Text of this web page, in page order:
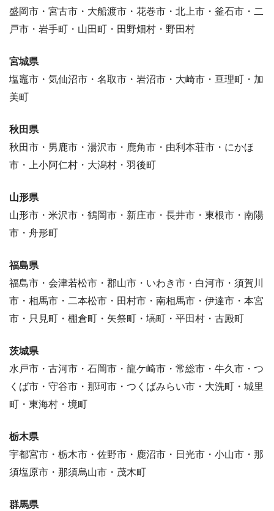
盛岡市・宮古市・大船渡市・花巻市・北上市・釜石市・二
戸市・岩手町・山田町・田野畑村・野田村
宮城県
塩竈市・気仙沼市・名取市・岩沼市・大崎市・亘理町・加
美町
秋田県
秋田市・男鹿市・湯沢市・鹿角市・由利本荘市・にかほ
市・上小阿仁村・大潟村・羽後町
山形県
山形市・米沢市・鶴岡市・新庄市・長井市・東根市・南陽
市・舟形町
福島県
福島市・会津若松市・郡山市・いわき市・白河市・須賀川
市・相馬市・二本松市・田村市・南相馬市・伊達市・本宮
市・只見町・棚倉町・矢祭町・塙町・平田村・古殿町
茨城県
水戸市・古河市・石岡市・龍ケ崎市・常総市・牛久市・つ
くば市・守谷市・那珂市・つくばみらい市・大洗町・城里
町・東海村・境町
栃木県
宇都宮市・栃木市・佐野市・鹿沼市・日光市・小山市・那
須塩原市・那須烏山市・茂木町
群馬県